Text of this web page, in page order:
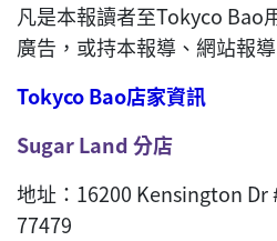
凡是本報讀者至Tokyco Bao
廣告，或持本報導、網站報
Tokyco Bao店家資訊
Sugar Land 分店
地址：16200 Kensington Dr
77479